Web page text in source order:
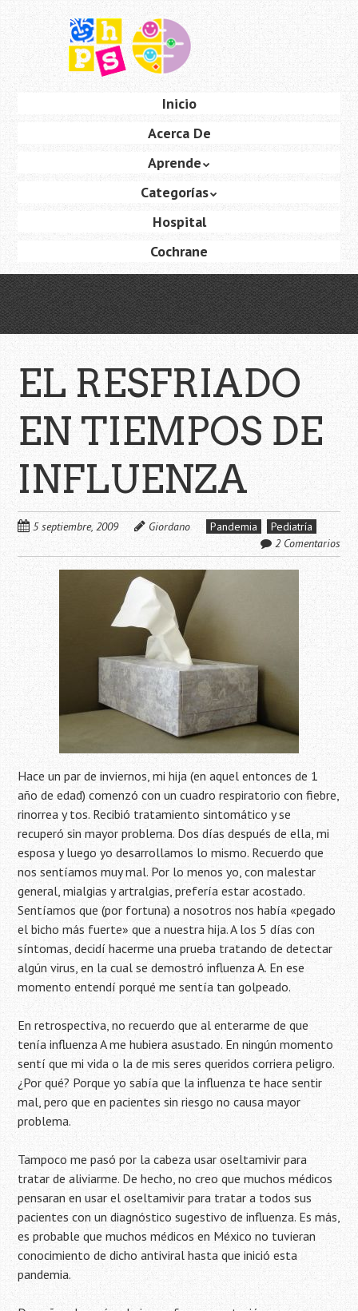
principal
Inicio
Acerca De
Aprende
Categorías
Hospital
Cochrane
EL RESFRIADO
EN TIEMPOS DE
INFLUENZA
5 septiembre, 2009 Giordano Pandemia
Pediatría
2 Comentarios
Hace un par de inviernos, mi hija (en aquel entonces de 1
año de edad) comenzó con un cuadro respiratorio con fiebre,
rinorrea y tos. Recibió tratamiento sintomático y se
recuperó sin mayor problema. Dos días después de ella, mi
esposa y luego yo desarrollamos lo mismo. Recuerdo que
nos sentíamos muy mal. Por lo menos yo, con malestar
general, mialgias y artralgias, prefería estar acostado.
Sentíamos que (por fortuna) a nosotros nos había «pegado
el bicho más fuerte» que a nuestra hija. A los 5 días con
síntomas, decidí hacerme una prueba tratando de detectar
algún virus, en la cual se demostró influenza A. En ese
momento entendí porqué me sentía tan golpeado.
En retrospectiva, no recuerdo que al enterarme de que
tenía influenza A me hubiera asustado. En ningún momento
sentí que mi vida o la de mis seres queridos corriera peligro.
¿Por qué? Porque yo sabía que la influenza te hace sentir
mal, pero que en pacientes sin riesgo no causa mayor
problema.
Tampoco me pasó por la cabeza usar oseltamivir para
tratar de aliviarme. De hecho, no creo que muchos médicos
pensaran en usar el oseltamivir para tratar a todos sus
pacientes con un diagnóstico sugestivo de influenza. Es más,
es probable que muchos médicos en México no tuvieran
conocimiento de dicho antiviral hasta que inició esta
pandemia.